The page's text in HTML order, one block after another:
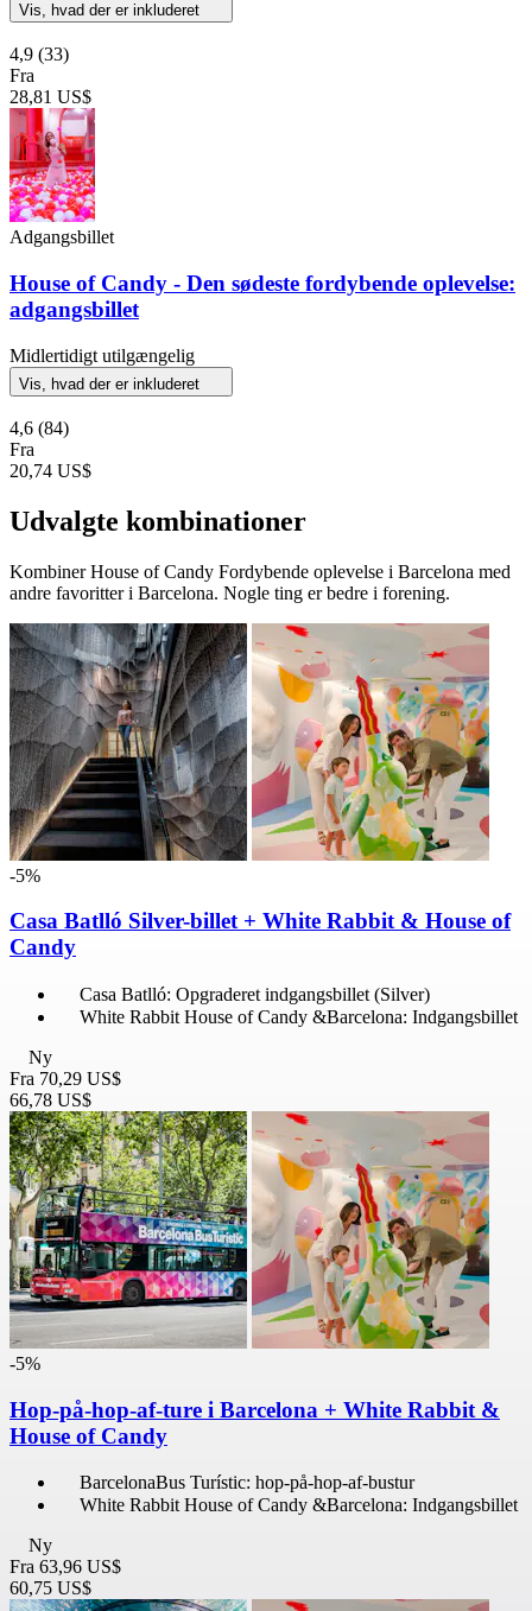
Vis, hvad der er inkluderet
4,9 (33)
Fra
28,81 US$
Adgangsbillet
House of Candy - Den sødeste fordybende oplevelse:
adgangsbillet
Midlertidigt utilgængelig
Vis, hvad der er inkluderet
4,6 (84)
Fra
20,74 US$
Udvalgte kombinationer
Kombiner House of Candy Fordybende oplevelse i Barcelona med
andre favoritter i Barcelona. Nogle ting er bedre i forening.
-5%
Casa Batlló Silver-billet + White Rabbit & House of
Candy
Casa Batlló: Opgraderet indgangsbillet (Silver)
White Rabbit House of Candy &Barcelona: Indgangsbillet
Ny
Fra 70,29 US$
66,78 US$
-5%
Hop-på-hop-af-ture i Barcelona + White Rabbit &
House of Candy
BarcelonaBus Turístic: hop-på-hop-af-bustur
White Rabbit House of Candy &Barcelona: Indgangsbillet
Ny
Fra 63,96 US$
60,75 US$